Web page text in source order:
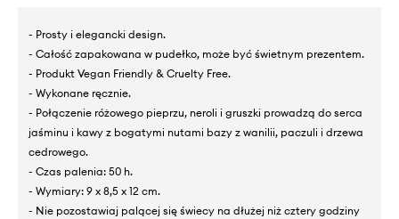
- Prosty i elegancki design.
- Całość zapakowana w pudełko, może być świetnym prezentem.
- Produkt Vegan Friendly & Cruelty Free.
- Wykonane ręcznie.
- Połączenie różowego pieprzu, neroli i gruszki prowadzą do serca
jaśminu i kawy z bogatymi nutami bazy z wanilii, paczuli i drzewa
cedrowego.
- Czas palenia: 50 h.
- Wymiary: 9 x 8,5 x 12 cm.
- Nie pozostawiaj palącej się świecy na dłużej niż cztery godziny